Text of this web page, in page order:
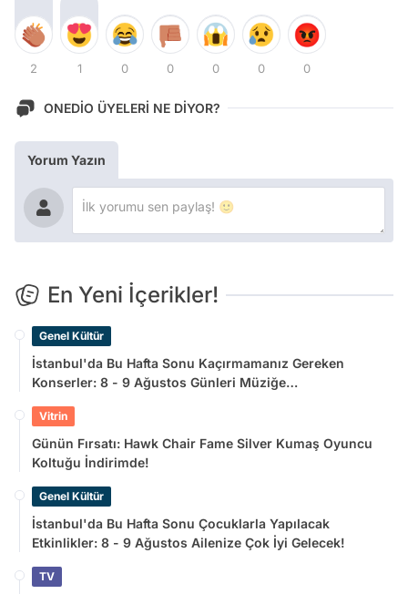
2 1 0 0 0 0 0
ONEDİO ÜYELERİ NE DİYOR?
Yorum Yazın
En Yeni İçerikler!
Genel Kültür
İstanbul'da Bu Hafta Sonu Kaçırmamanız Gereken
Konserler: 8 - 9 Ağustos Günleri Müziğe
Vitrin
Günün Fırsatı: Hawk Chair Fame Silver Kumaş Oyuncu
Koltuğu İndirimde!
Genel Kültür
İstanbul'da Bu Hafta Sonu Çocuklarla Yapılacak
Etkinlikler: 8 - 9 Ağustos Ailenize Çok İyi Gelecek!
TV